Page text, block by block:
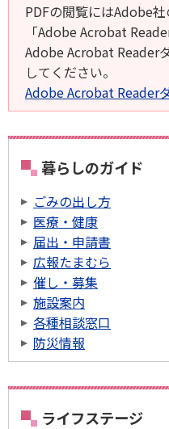
PDFの閲覧にはAdobe
「Adobe Acrobat
Adobe Acrobat Reader
してください。
Adobe Acrobat Reader
暮らしのガイド
ごみの出し方
医療・健康
届出・申請書
広報たまむら
催し・募集
施設案内
各種相談窓口
防災情報
ライフステージ